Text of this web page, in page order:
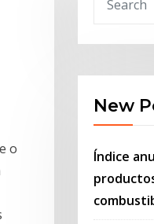
o
New
Índice